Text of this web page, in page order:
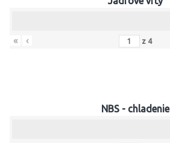
« ‹ z 4
NBS - chladenie